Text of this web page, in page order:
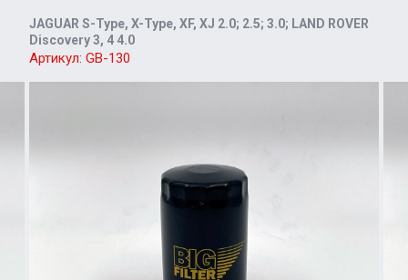
JAGUAR S-Type, X-Type, XF, XJ 2.0; 2.5; 3.0; LAND ROVER
Discovery 3, 4 4.0
Артикул: GB-130